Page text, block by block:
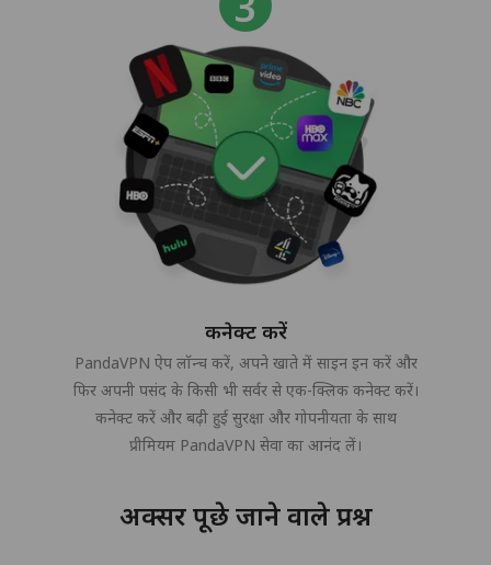
कनेक्ट करें
PandaVPN ऐप लॉन्च करें, अपने खाते में साइन इन करें और
फिर अपनी पसंद के किसी भी सर्वर से एक-क्लिक कनेक्ट करें।
कनेक्ट करें और बढ़ी हुई सुरक्षा और गोपनीयता के साथ
प्रीमियम PandaVPN सेवा का आनंद लें।
अक्सर पूछे जाने वाले प्रश्न